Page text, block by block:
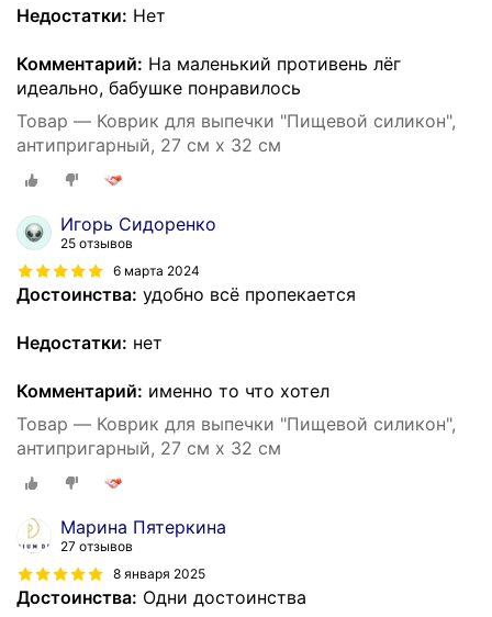
Недостатки: Нет
Комментарий: На маленький противень лёг
идеально, бабушке понравилось
Товар — Коврик для выпечки "Пищевой силикон",
антипригарный, 27 см x 32 см
Игорь Сидоренко
25 отзывов
6 марта 2024
Достоинства: удобно всё пропекается
Недостатки: нет
Комментарий: именно то что хотел
Товар — Коврик для выпечки "Пищевой силикон",
антипригарный, 27 см x 32 см
Марина Пятеркина
27 отзывов
8 января 2025
Достоинства: Одни достоинства